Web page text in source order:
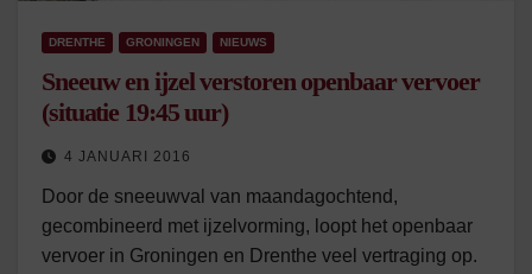
DRENTHE GRONINGEN NIEUWS
Sneeuw en ijzel verstoren openbaar vervoer
(situatie 19:45 uur)
4 JANUARI 2016
Door de sneeuwval van maandagochtend,
gecombineerd met ijzelvorming, loopt het openbaar
vervoer in Groningen en Drenthe veel vertraging op.